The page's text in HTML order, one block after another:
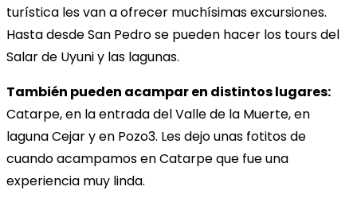
turística les van a ofrecer muchísimas excursiones.
Hasta desde San Pedro se pueden hacer los tours del
Salar de Uyuni y las lagunas.
También pueden acampar en distintos lugares:
Catarpe, en la entrada del Valle de la Muerte, en
laguna Cejar y en Pozo3. Les dejo unas fotitos de
cuando acampamos en Catarpe que fue una
experiencia muy linda.